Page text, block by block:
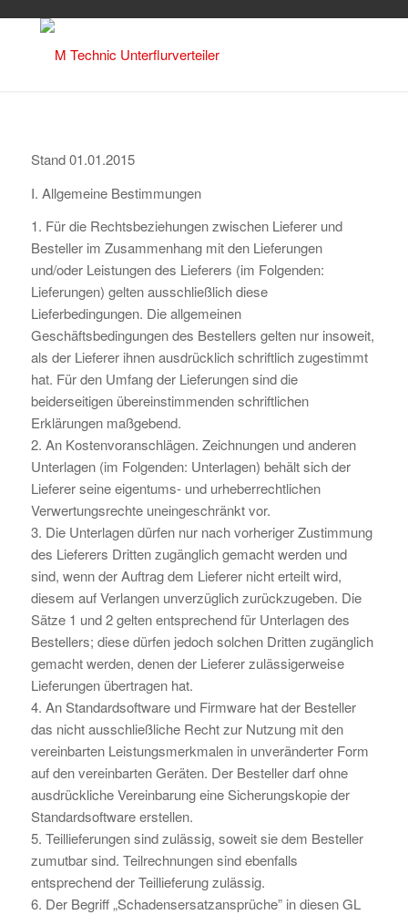
Stand 01.01.2015
I. Allgemeine Bestimmungen
1. Für die Rechtsbeziehungen zwischen Lieferer und
Besteller im Zusammenhang mit den Lieferungen
und/oder Leistungen des Lieferers (im Folgenden:
Lieferungen) gelten ausschließlich diese
Lieferbedingungen. Die allgemeinen
Geschäftsbedingungen des Bestellers gelten nur insoweit,
als der Lieferer ihnen ausdrücklich schriftlich zugestimmt
hat. Für den Umfang der Lieferungen sind die
beiderseitigen übereinstimmenden schriftlichen
Erklärungen maßgebend.
2. An Kostenvoranschlägen. Zeichnungen und anderen
Unterlagen (im Folgenden: Unterlagen) behält sich der
Lieferer seine eigentums- und urheberrechtlichen
Verwertungsrechte uneingeschränkt vor.
3. Die Unterlagen dürfen nur nach vorheriger Zustimmung
des Lieferers Dritten zugänglich gemacht werden und
sind, wenn der Auftrag dem Lieferer nicht erteilt wird,
diesem auf Verlangen unverzüglich zurückzugeben. Die
Sätze 1 und 2 gelten entsprechend für Unterlagen des
Bestellers; diese dürfen jedoch solchen Dritten zugänglich
gemacht werden, denen der Lieferer zulässigerweise
Lieferungen übertragen hat.
4. An Standardsoftware und Firmware hat der Besteller
das nicht ausschließliche Recht zur Nutzung mit den
vereinbarten Leistungsmerkmalen in unveränderter Form
auf den vereinbarten Geräten. Der Besteller darf ohne
ausdrückliche Vereinbarung eine Sicherungskopie der
Standardsoftware erstellen.
5. Teillieferungen sind zulässig, soweit sie dem Besteller
zumutbar sind. Teilrechnungen sind ebenfalls
entsprechend der Teillieferung zulässig.
6. Der Begriff „Schadensersatzansprüche” in diesen GL